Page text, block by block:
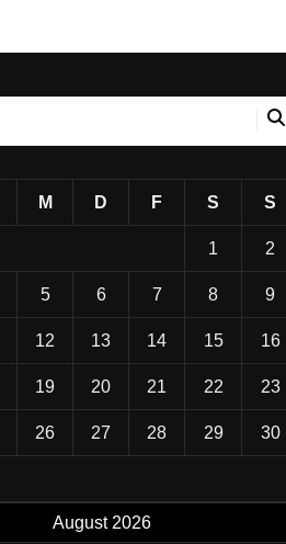
August 2026
M D F S S
1 2
5 6 7 8 9
12 13 14 15 16
19 20 21 22 23
26 27 28 29 30